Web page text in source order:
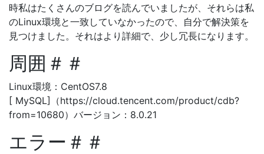
時私はたくさんのブログを読んでいましたが、それらは私
のLinux環境と一致していなかったので、自分で解決策を
見つけました。それはより詳細で、少し冗長になります。
周囲＃＃
Linux環境：CentOS7.8
[ MySQL]（https://cloud.tencent.com/product/cdb?
from=10680）バージョン：8.0.21
エラー＃＃